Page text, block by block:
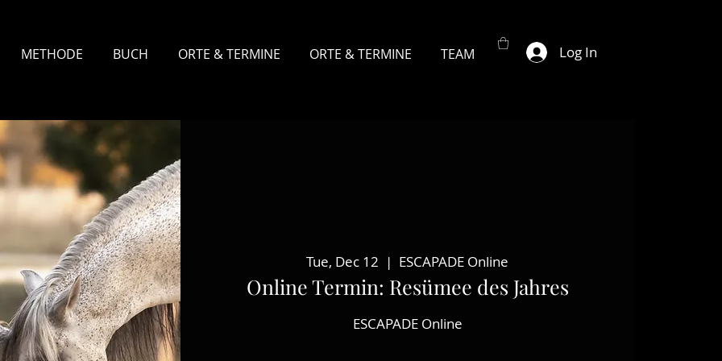
METHODE BUCH ORTE & TERMINE ORTE & TERMINE TEAM Log In
Tue, Dec 12
  |
ESCAPADE Online
Online Termin: Resümee des Jahres
ESCAPADE Online